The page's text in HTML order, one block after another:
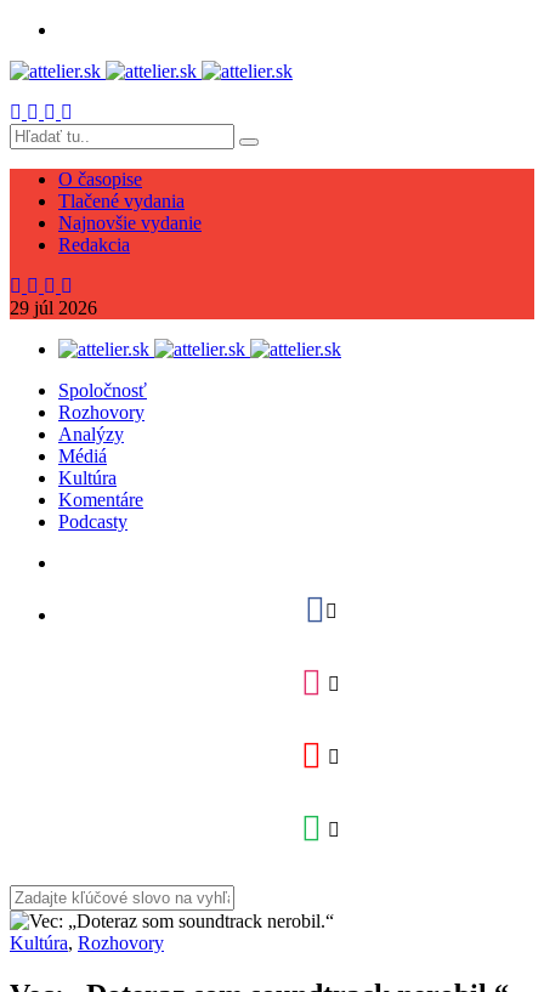
O časopise
Tlačené vydania
Najnovšie vydanie
Redakcia
29 júl 2026
Spoločnosť
Rozhovory
Analýzy
Médiá
Kultúra
Komentáre
Podcasty
Kultúra, Rozhovory